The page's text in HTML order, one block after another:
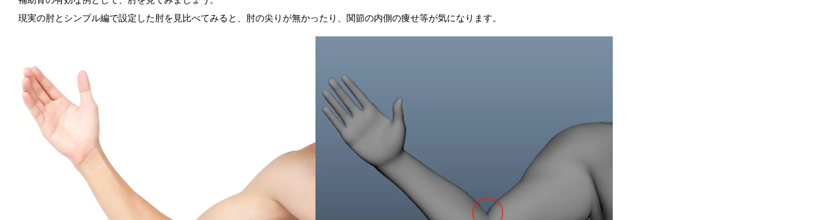
現実の肘とシンプル編で設定した肘を見比べてみると、肘の尖りが無かったり、関節の内側の痩せ等が気になります。